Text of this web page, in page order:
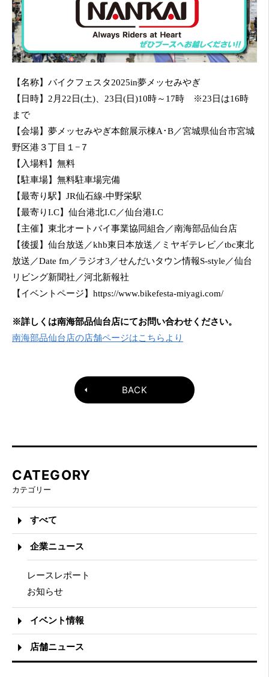
【名称】バイクフェスタ2025in夢メッセみやぎ
【日時】2月22日(土)、23日(日)10時～17時 ※23日は16時
まで
【会場】夢メッセみやぎ本館展示棟A･B／宮城県仙台市宮城
野区港３丁目１−７
【入場料】無料
【駐車場】無料駐車場完備
【最寄り駅】JR仙石線-中野栄駅
【最寄りI.C】仙台港北I.C／仙台港I.C
【主催】東北オートバイ事業協同組合／南海部品仙台店
【後援】仙台放送／khb東日本放送／ミヤギテレビ／tbc東北
放送／Date fm／ラジオ3／せんだいタウン情報S-style／仙台
リビング新聞社／河北新報社
【イベントページ】https://www.bikefesta-miyagi.com/
※詳しくは南海部品仙台店にてお問い合わせください。
南海部品仙台店の店舗ページはこちらより
BACK
CATEGORY
カテゴリー
すべて
企業ニュース
レースレポート
お知らせ
イベント情報
店舗ニュース